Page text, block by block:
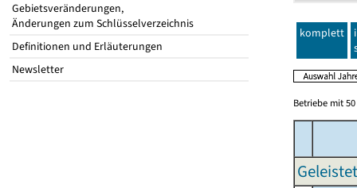
Gebietsveränderungen,
Änderungen zum Schlüsselverzeichnis
Definitionen und Erläuterungen
Newsletter
komplett
Betriebe mit